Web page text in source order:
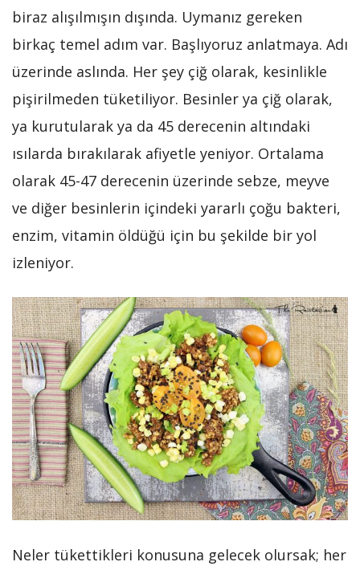
biraz alışılmışın dışında. Uymanız gereken
birkaç temel adım var. Başlıyoruz anlatmaya. Adı
üzerinde aslında. Her şey çiğ olarak, kesinlikle
pişirilmeden tüketiliyor. Besinler ya çiğ olarak,
ya kurutularak ya da 45 derecenin altındaki
ısılarda bırakılarak afiyetle yeniyor. Ortalama
olarak 45-47 derecenin üzerinde sebze, meyve
ve diğer besinlerin içindeki yararlı çoğu bakteri,
enzim, vitamin öldüğü için bu şekilde bir yol
izleniyor.
Neler tükettikleri konusuna gelecek olursak; her